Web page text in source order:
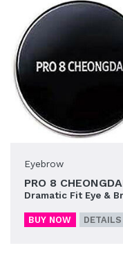
Eyebrow
PRO 8
Dramatic Fit Eye &
BUY NOW DETAILS